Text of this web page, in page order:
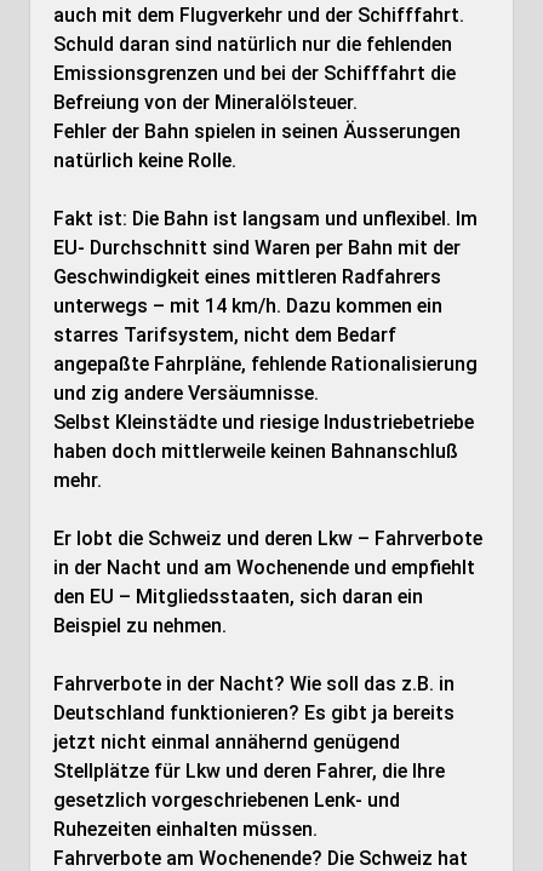
auch mit dem Flugverkehr und der Schifffahrt.
Schuld daran sind natürlich nur die fehlenden
Emissionsgrenzen und bei der Schifffahrt die
Befreiung von der Mineralölsteuer.
Fehler der Bahn spielen in seinen Äusserungen
natürlich keine Rolle.
Fakt ist: Die Bahn ist langsam und unflexibel. Im
EU- Durchschnitt sind Waren per Bahn mit der
Geschwindigkeit eines mittleren Radfahrers
unterwegs – mit 14 km/h. Dazu kommen ein
starres Tarifsystem, nicht dem Bedarf
angepaßte Fahrpläne, fehlende Rationalisierung
und zig andere Versäumnisse.
Selbst Kleinstädte und riesige Industriebetriebe
haben doch mittlerweile keinen Bahnanschluß
mehr.
Er lobt die Schweiz und deren Lkw – Fahrverbote
in der Nacht und am Wochenende und empfiehlt
den EU – Mitgliedsstaaten, sich daran ein
Beispiel zu nehmen.
Fahrverbote in der Nacht? Wie soll das z.B. in
Deutschland funktionieren? Es gibt ja bereits
jetzt nicht einmal annähernd genügend
Stellplätze für Lkw und deren Fahrer, die Ihre
gesetzlich vorgeschriebenen Lenk- und
Ruhezeiten einhalten müssen.
Fahrverbote am Wochenende? Die Schweiz hat